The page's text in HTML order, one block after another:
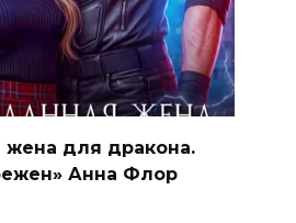
жена для дракона.
Анна Флор